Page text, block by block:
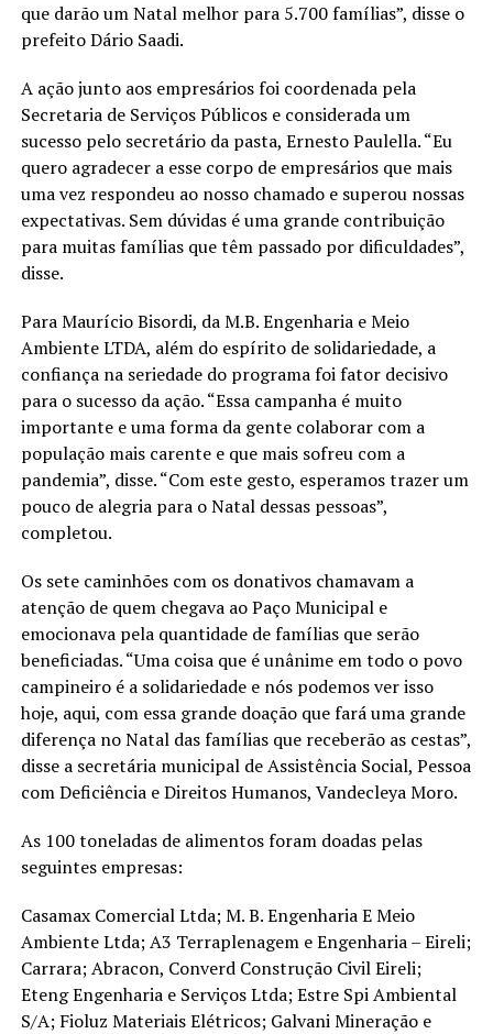
que darão um Natal melhor para 5.700 famílias”, disse o
prefeito Dário Saadi.
A ação junto aos empresários foi coordenada pela
Secretaria de Serviços Públicos e considerada um
sucesso pelo secretário da pasta, Ernesto Paulella. “Eu
quero agradecer a esse corpo de empresários que mais
uma vez respondeu ao nosso chamado e superou nossas
expectativas. Sem dúvidas é uma grande contribuição
para muitas famílias que têm passado por dificuldades”,
disse.
Para Maurício Bisordi, da M.B. Engenharia e Meio
Ambiente LTDA, além do espírito de solidariedade, a
confiança na seriedade do programa foi fator decisivo
para o sucesso da ação. “Essa campanha é muito
importante e uma forma da gente colaborar com a
população mais carente e que mais sofreu com a
pandemia”, disse. “Com este gesto, esperamos trazer um
pouco de alegria para o Natal dessas pessoas”,
completou.
Os sete caminhões com os donativos chamavam a
atenção de quem chegava ao Paço Municipal e
emocionava pela quantidade de famílias que serão
beneficiadas. “Uma coisa que é unânime em todo o povo
campineiro é a solidariedade e nós podemos ver isso
hoje, aqui, com essa grande doação que fará uma grande
diferença no Natal das famílias que receberão as cestas”,
disse a secretária municipal de Assistência Social, Pessoa
com Deficiência e Direitos Humanos, Vandecleya Moro.
As 100 toneladas de alimentos foram doadas pelas
seguintes empresas:
Casamax Comercial Ltda; M. B. Engenharia E Meio
Ambiente Ltda; A3 Terraplenagem e Engenharia – Eireli;
Carrara; Abracon, Converd Construção Civil Eireli;
Eteng Engenharia e Serviços Ltda; Estre Spi Ambiental
S/A; Fioluz Materiais Elétricos; Galvani Mineração e